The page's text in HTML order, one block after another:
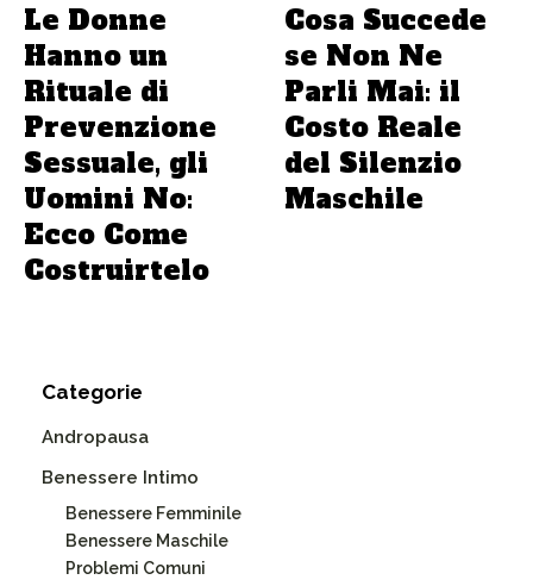
Le Donne
Hanno un
Rituale di
Prevenzione
Sessuale, gli
Uomini No:
Ecco Come
Costruirtelo
Cosa Succede
se Non Ne
Parli Mai: il
Costo Reale
del Silenzio
Maschile
Categorie
Andropausa
Benessere Intimo
Benessere Femminile
Benessere Maschile
Problemi Comuni